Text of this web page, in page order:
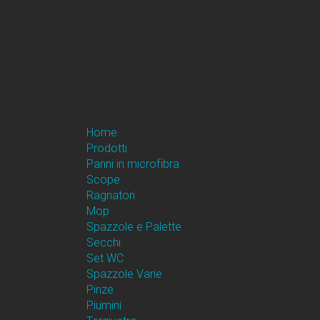
Home
Prodotti
Panni in microfibra
Scope
Ragnatori
Mop
Spazzole e Palette
Secchi
Set WC
Spazzole Varie
Pinze
Piumini